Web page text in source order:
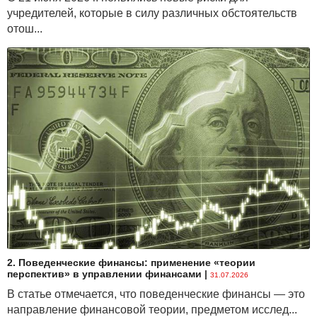
где I — доход, получаемый от реализации продукции;
Р — цена продукции.
Общие затраты на производство продукции
складываются из общих постоянных (Total Fixed
Costs (TFC)) и общих переменных (Total Variable
Costs (ТVС)) затрат.
Маржинальная прибыль единицы продукции:
учредителей, которые в силу различных обстоятельств
отош...
2. Поведенческие финансы: применение «теории
перспектив» в управлении финансами | 31.07.2026
В статье отмечается, что поведенческие финансы — это
направление финансовой теории, предметом исслед...